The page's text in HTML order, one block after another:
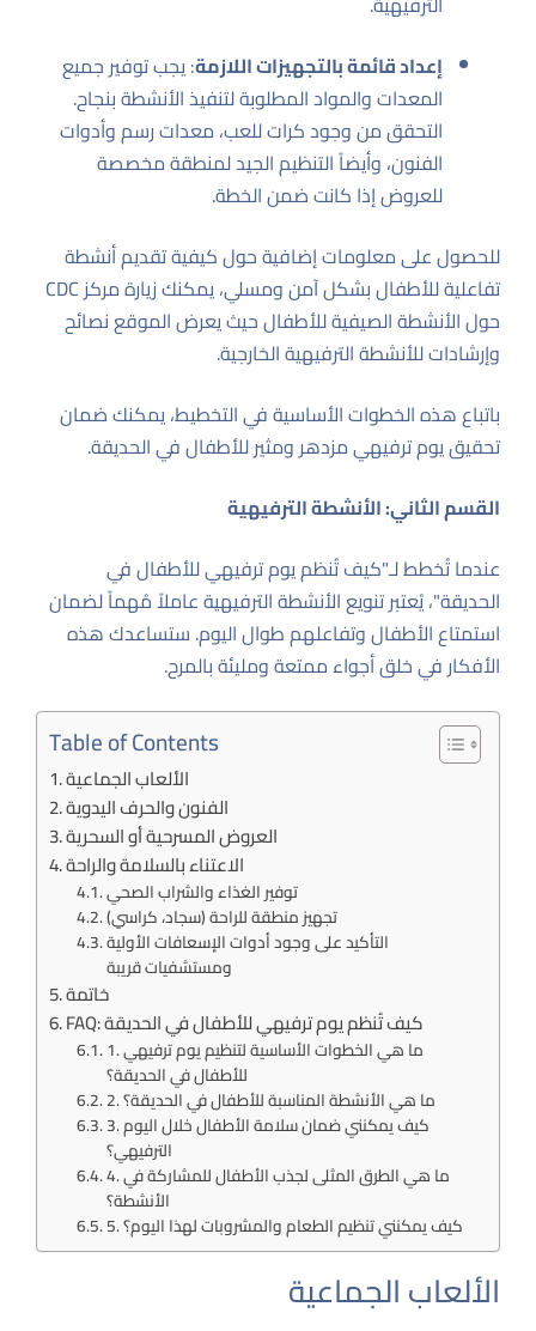
إعداد قائمة بالتجهيزات اللازمة: يجب توفير جميع
المعدات والمواد المطلوبة لتنفيذ الأنشطة بنجاح.
التحقق من وجود كرات للعب، معدات رسم وأدوات
الفنون، وأيضاً التنظيم الجيد لمنطقة مخصصة
للعروض إذا كانت ضمن الخطة.
للحصول على معلومات إضافية حول كيفية تقديم أنشطة
تفاعلية للأطفال بشكل آمن ومسلي، يمكنك زيارة
مركز CDC
حول الأنشطة الصيفية للأطفالحيث يعرض الموقع نصائح
وإرشادات للأنشطة الترفيهية الخارجية.
باتباع هذه الخطوات الأساسية في التخطيط، يمكنك ضمان
تحقيق يوم ترفيهي مزدهر ومثير للأطفال في الحديقة.
القسم الثاني: الأنشطة الترفيهية
عندما تُخطط لـ"كيف تُنظم يوم ترفيهي للأطفال في
الحديقة"، يُعتبر تنويع الأنشطة الترفيهية عاملاً مُهماً لضمان
استمتاع الأطفال وتفاعلهم طوال اليوم. ستساعدك هذه
الأفكار في خلق أجواء ممتعة ومليئة بالمرح.
Table of Contents
الألعاب الجماعية
الفنون والحرف اليدوية
العروض المسرحية أو السحرية
الاعتناء بالسلامة والراحة
توفير الغذاء والشراب الصحي
تجهيز منطقة للراحة (سجاد، كراسي)
التأكيد على وجود أدوات الإسعافات الأولية
ومستشفيات قريبة
خاتمة
FAQ: كيف تُنظم يوم ترفيهي للأطفال في الحديقة
1. ما هي الخطوات الأساسية لتنظيم يوم ترفيهي
للأطفال في الحديقة؟
2. ما هي الأنشطة المناسبة للأطفال في الحديقة؟
3. كيف يمكنني ضمان سلامة الأطفال خلال اليوم
الترفيهي؟
4. ما هي الطرق المثلى لجذب الأطفال للمشاركة في
الأنشطة؟
5. كيف يمكنني تنظيم الطعام والمشروبات لهذا اليوم؟
الألعاب الجماعية